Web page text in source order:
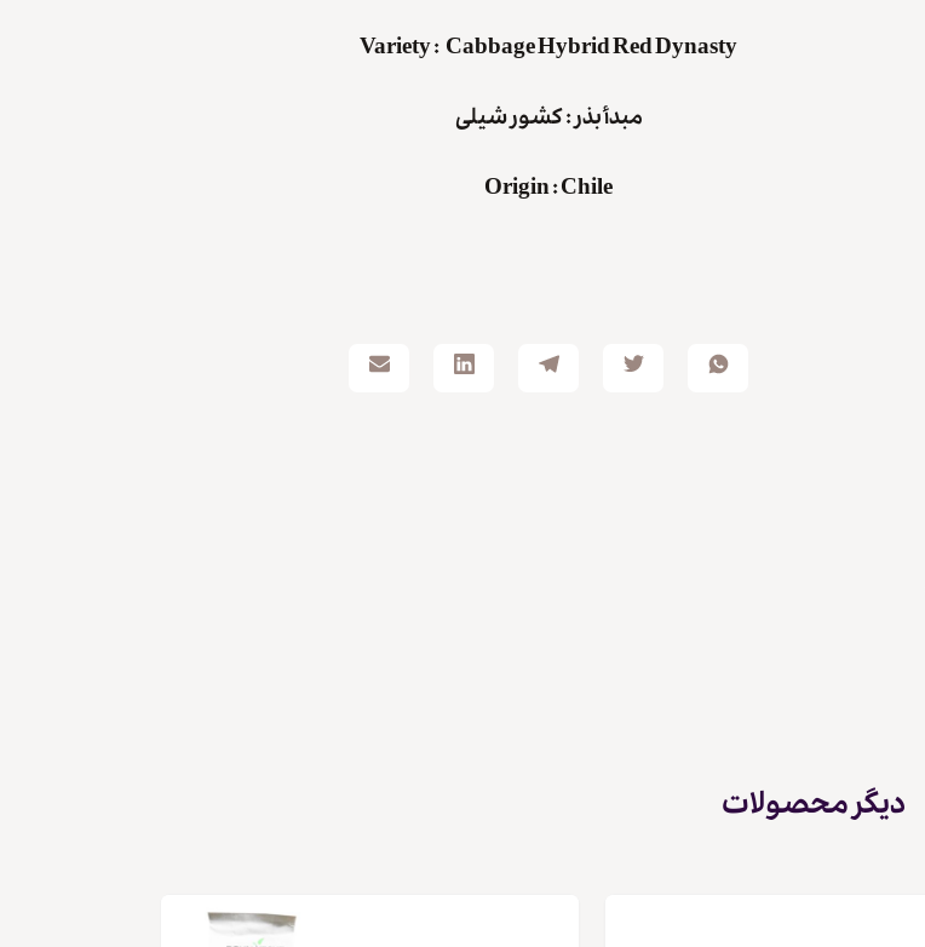
Variety: Cabbage Hybrid Red Dynasty
مبدأ بذر : کشورشیلی
Origin:Chile
دیگر محصولات